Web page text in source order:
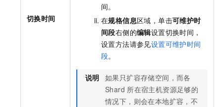
切换时间
间。
在规格信息区域，单击可维护时
间段右侧的编辑设置切换时间，
设置方法请参见设置可维护时间
段。
说明 如果只扩容存储空间，而各
Shard 所在宿主机资源足够的
情况下，则会在本地扩容，不